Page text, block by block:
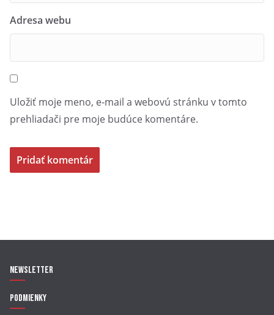
Adresa webu
Uložiť moje meno, e-mail a webovú stránku v tomto
prehliadači pre moje budúce komentáre.
Newsletter
Podmienky